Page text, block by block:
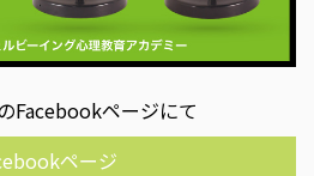
Facebookページにて
ページ